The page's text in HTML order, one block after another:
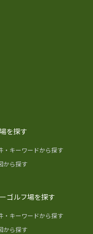
を探す
・キーワードから探す
から探す
ゴルフ場を探す
・キーワードから探す
から探す